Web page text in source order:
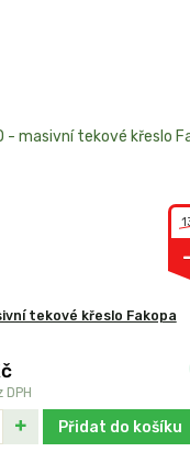
tekové křeslo Fakopa
DPH
Přidat do košíku